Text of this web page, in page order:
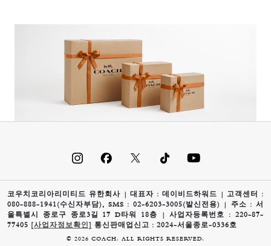
코우치코리아리미티드 유한회사 | 대표자 : 데이비드하워드 | 고객센터 :
080-888-1941(수신자부담), SMS : 02-6203-3005(발신전용) | 주소 : 서
울특별시 종로구 종로3길 17 D타워 18층 | 사업자등록번호 : 220-87-
77405
[사업자정보확인] 통신판매업신고 : 2024-서울종로-0336호
© 2026 COACH. ALL RIGHTS RESERVED.